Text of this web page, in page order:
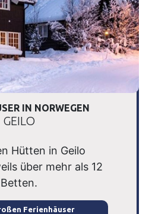
IN NORWEGEN
GEILO
Hütten in Geilo
über mehr als 12
Betten.
Ferienhäuser